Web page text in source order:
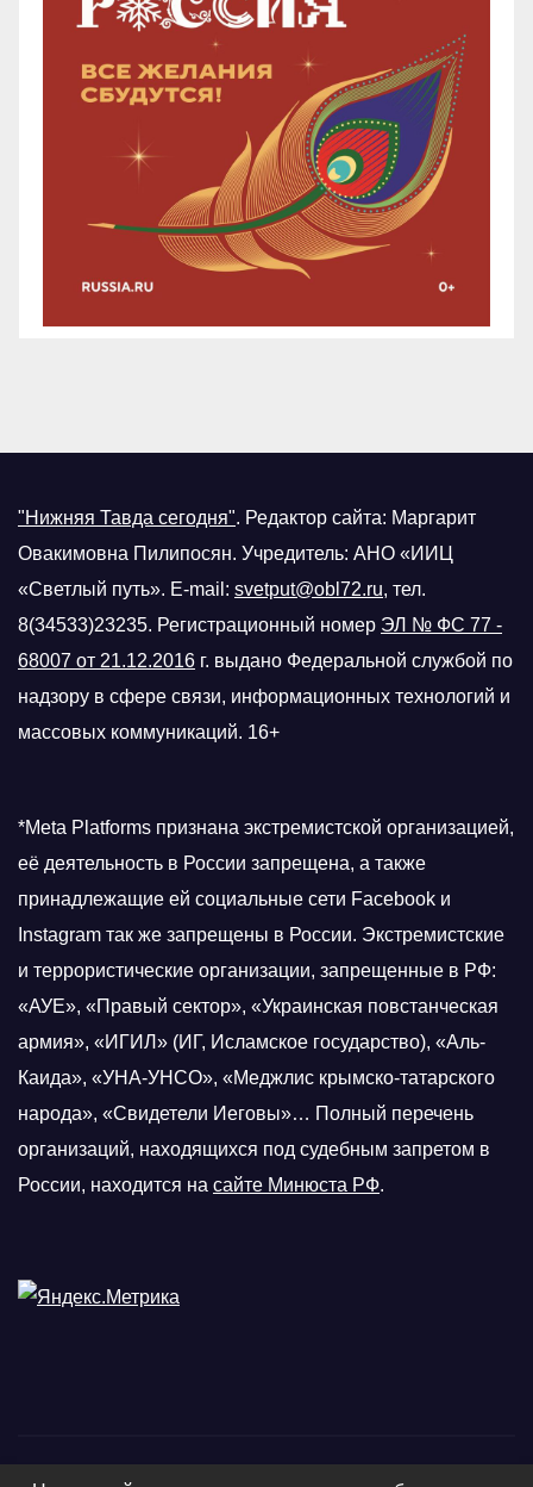
"Нижняя Тавда сегодня". Редактор сайта: Маргарит
Овакимовна Пилипосян. Учредитель: АНО «ИИЦ
«Светлый путь». E-mail: svetput@obl72.ru, тел.
8(34533)23235. Регистрационный номер ЭЛ № ФС 77 -
68007 от 21.12.2016 г. выдано Федеральной службой по
надзору в сфере связи, информационных технологий и
массовых коммуникаций. 16+
*Meta Platforms признана экстремистской организацией,
её деятельность в России запрещена, а также
принадлежащие ей социальные сети Facebook и
Instagram так же запрещены в России. Экстремистские
и террористические организации, запрещенные в РФ:
«АУЕ», «Правый сектор», «Украинская повстанческая
армия», «ИГИЛ» (ИГ, Исламское государство), «Аль-
Каида», «УНА-УНСО», «Меджлис крымско-татарского
народа», «Свидетели Иеговы»… Полный перечень
организаций, находящихся под судебным запретом в
России, находится на сайте Минюста РФ.